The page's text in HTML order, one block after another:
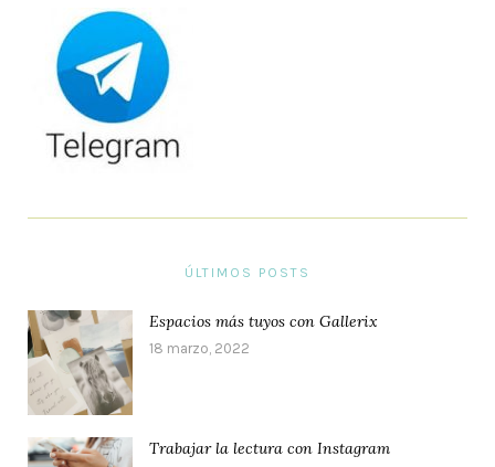
ÚLTIMOS POSTS
Espacios más tuyos con Gallerix
18 marzo, 2022
Trabajar la lectura con Instagram